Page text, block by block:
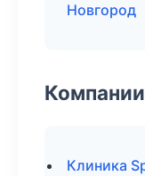
Новгород
Клиника